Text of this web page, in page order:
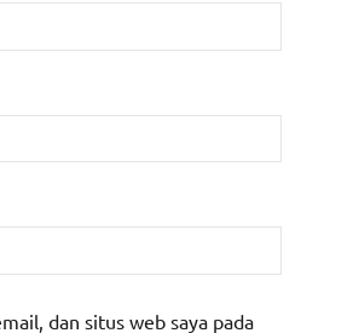
dan situs web saya pada